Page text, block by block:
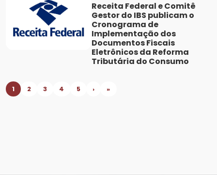
Receita Federal e Comitê
Gestor do IBS publicam o
Cronograma de
Implementação dos
Documentos Fiscais
Eletrônicos da Reforma
Tributária do Consumo
1 2 3 4 5 › »